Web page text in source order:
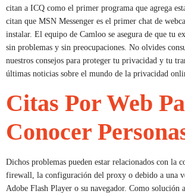
citan a ICQ como el primer programa que agrega
citan que MSN Messenger es el primer chat de
instalar. El equipo de Camloo se asegura de que tu
sin problemas y sin preocupaciones. No olvides
nuestros consejos para proteger tu privacidad y tu
últimas noticias sobre el mundo de la privacidad
Citas Por Web
Conocer
Dichos problemas pueden estar relacionados con la
firewall, la configuración del proxy o debido a una
Adobe Flash Player o su navegador. Como solución